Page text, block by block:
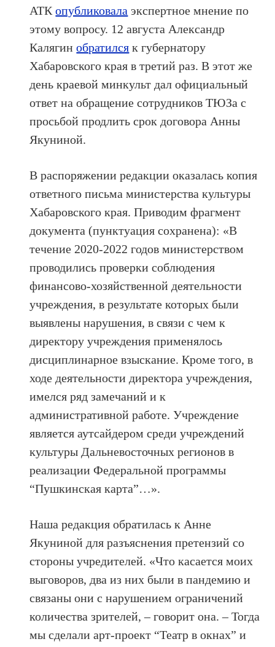
АТКопубликовала экспертное мнение по
этому вопросу. 12 августа Александр
Калягинобратился к губернатору
Хабаровского края в третий раз. В этот же
день краевой минкульт дал официальный
ответ на обращение сотрудников ТЮЗа с
просьбой продлить срок договора Анны
Якуниной.
В распоряжении редакции оказалась копия
ответного письма министерства культуры
Хабаровского края. Приводим фрагмент
документа (пунктуация сохранена): «В
течение 2020-2022 годов министерством
проводились проверки соблюдения
финансово-хозяйственной деятельности
учреждения, в результате которых были
выявлены нарушения, в связи с чем к
директору учреждения применялось
дисциплинарное взыскание. Кроме того, в
ходе деятельности директора учреждения,
имелся ряд замечаний и к
административной работе. Учреждение
является аутсайдером среди учреждений
культуры Дальневосточных регионов в
реализации Федеральной программы
“Пушкинская карта”…».
Наша редакция обратилась к Анне
Якуниной для разъяснения претензий со
стороны учредителей. «Что касается моих
выговоров, два из них были в пандемию и
связаны они с нарушением ограничений
количества зрителей, – говорит она. – Тогда
мы сделали арт-проект “Театр в окнах” и